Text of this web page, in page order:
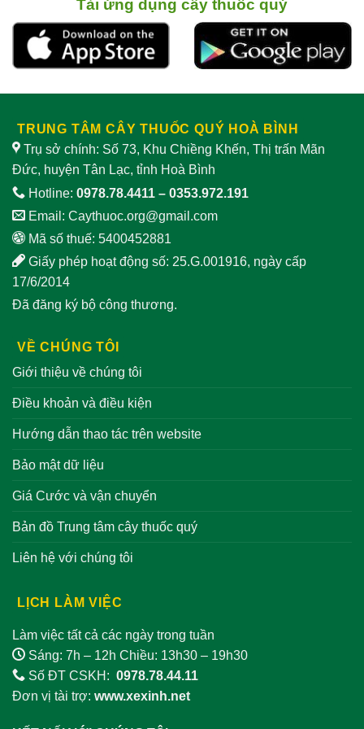
Tải ứng dụng cây thuốc quý
TRUNG TÂM CÂY THUỐC QUÝ HOÀ BÌNH
Trụ sở chính: Số 73, Khu Chiềng Khến, Thị trấn Mãn
Đức, huyện Tân Lạc, tỉnh Hoà Bình
Hotline: 0978.78.4411 – 0353.972.191
Email: Caythuoc.org@gmail.com
Mã số thuế: 5400452881
Giấy phép hoạt động số: 25.G.001916, ngày cấp
17/6/2014
Đã đăng ký bộ công thương.
VỀ CHÚNG TÔI
Giới thiệu về chúng tôi
Điều khoản và điều kiện
Hướng dẫn thao tác trên website
Bảo mật dữ liệu
Giá Cước và vận chuyển
Bản đồ Trung tâm cây thuốc quý
Liên hệ với chúng tôi
LỊCH LÀM VIỆC
Làm việc tất cả các ngày trong tuần
Sáng: 7h – 12h Chiều: 13h30 – 19h30
Số ĐT CSKH: 0978.78.44.11
Đơn vị tài trợ: www.xexinh.net